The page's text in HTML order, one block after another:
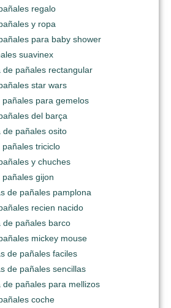
regalo
y ropa
para baby shower
suavinex
pañales rectangular
star wars
para gemelos
del barça
de pañales osito
triciclo
y chuches
gijon
de pañales pamplona
recien nacido
de pañales barco
mickey mouse
de pañales faciles
de pañales sencillas
pañales para mellizos
coche